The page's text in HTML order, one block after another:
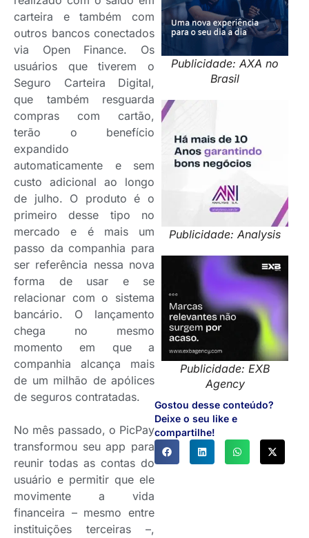
Publicidade: AXA no
Brasil
Publicidade: Analysis
Publicidade: EXB
Agency
Gostou desse conteúdo?
Deixe o seu like e
compartilhe!
carteira e também com
outros bancos conectados
via Open Finance. Os
usuários que tiverem o
Seguro Carteira Digital,
que também resguarda
compras com cartão,
terão o benefício
expandido
automaticamente e sem
custo adicional ao longo
de julho. O produto é o
primeiro desse tipo no
mercado e é mais um
passo da companhia para
ser referência nessa nova
forma de usar e se
relacionar com o sistema
bancário. O lançamento
chega no mesmo
momento em que a
companhia alcança mais
de um milhão de apólices
de seguros contratadas.
No mês passado, o PicPay
transformou seu app para
reunir todas as contas do
usuário e permitir que ele
movimente a vida
financeira – mesmo entre
instituições terceiras –,